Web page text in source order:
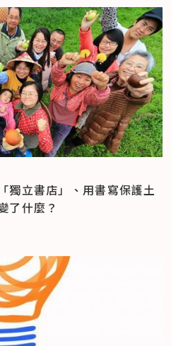
獨立書店」、用書寫保護土
了什麼？